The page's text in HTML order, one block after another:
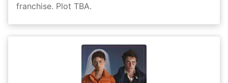
franchise. Plot TBA.